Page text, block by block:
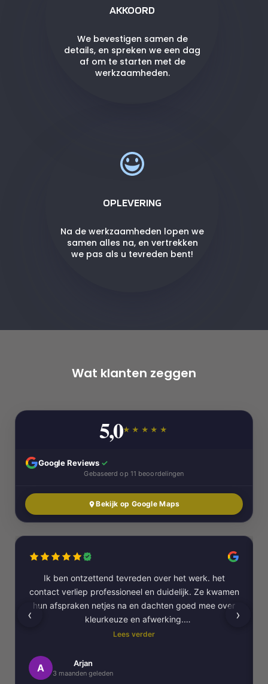
AKKOORD
We bevestigen samen de
details, en spreken we een dag
af om te starten met de
werkzaamheden.
OPLEVERING
Na de werkzaamheden lopen we
samen alles na, en vertrekken
we pas als u tevreden bent!
Wat klanten zeggen
5,0★★★★★
Google Reviews ✓
Gebaseerd op 11 beoordelingen
Bekijk op Google Maps
Ik ben ontzettend tevreden over het werk. het
contact verliep professioneel en duidelijk. Ze kwamen
hun afspraken netjes na en dachten goed mee over
kleurkeuze en afwerking.
uitgevoerd. Alles is strak afgewerkt en ze werkten
netjes en zorgvuldig, met oog voor detail. .
Lees verder
A Arjan
3 maanden geleden
‹ ›